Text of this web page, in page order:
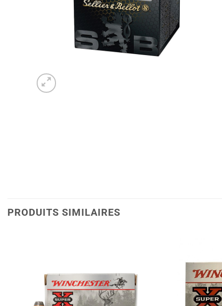
PRODUITS SIMILAIRES
souhaits